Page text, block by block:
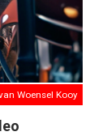
Woensel Kooy